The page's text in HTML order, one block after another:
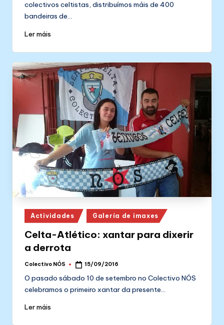
colectivos celtistas, distribuímos máis de 400
bandeiras de…
Ler máis
Posted
in
Actividades Galería de imaxes
Celta-Atlético: xantar para dixerir
a derrota
Posted
Colectivo NÓS 15/09/2016
O pasado sábado 10 de setembro no Colectivo NÓS
celebramos o primeiro xantar da presente…
Ler máis